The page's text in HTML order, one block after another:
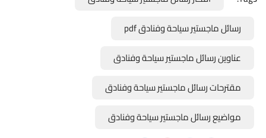
رسائل ماجستير سياحة وفنادق pdf
عناوين رسائل ماجستير سياحة وفنادق
مقترحات رسائل ماجستير سياحة وفنادق
مواضيع رسائل ماجستير سياحة وفنادق